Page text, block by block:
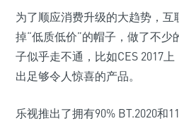
为了顺应消费升级的大趋势，互
掉“低质低价”的帽子，做了不少
子似乎走不通，比如CES 2017
出足够令人惊喜的产品。
乐视推出了拥有90% BT.2020和